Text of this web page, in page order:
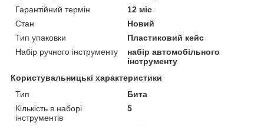
Гарантійний термін
12 міс
Стан
Новий
Тип упаковки
Пластиковий кейс
Набір ручного інструменту
набір автомобільного
інструменту
Користувальницькі характеристики
Тип
Бита
Кількість в наборі
інструментів
5